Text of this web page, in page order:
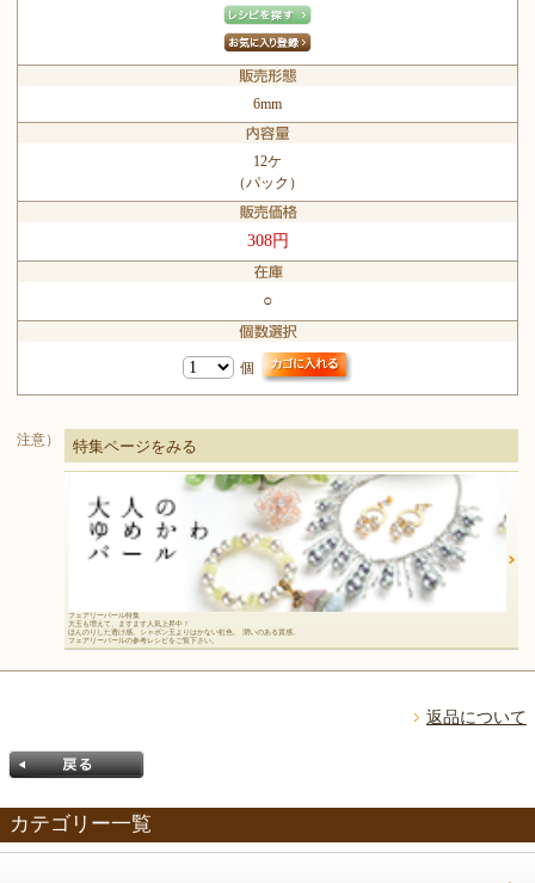
6mm
12ケ
（パック）
308円
○
個
注意） 特集ページをみる
フェアリーパール特集
大玉も増えて、ますます人気上昇中！
ほんのりした透け感。シャボン玉よりはかない虹色。 潤いのある質感。
フェアリーパールの参考レシピをご覧下さい。
返品について
カテゴリー一覧